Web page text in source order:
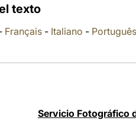
texto
Français- Italiano - Português
Servicio Fotográfico